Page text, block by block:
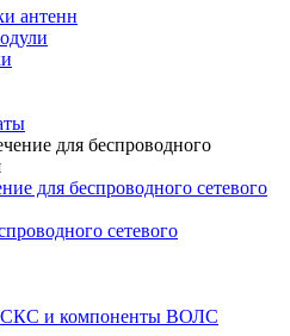
антенн
для беспроводного сетевого
сетевого
СКС и компоненты ВОЛС